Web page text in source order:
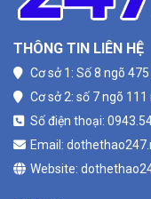
THÔNG TIN LIÊN HỆ
Cơ sở 1: Số 8 ngõ
Cơ sở 2: số 7 ngõ 111
Số điện thoại:
Email:
Website: